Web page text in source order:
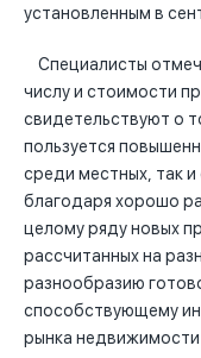
установленным в
Специалисты
числу и стоимости
свидетельствуют о
пользуется
среди местных, так
благодаря хорошо
целому ряду новых
рассчитанных на
разнообразию
способствующему
рынка недвижимости